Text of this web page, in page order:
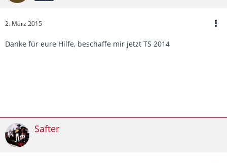
2. März 2015
Danke für eure Hilfe, beschaffe mir jetzt TS 2014
Safter